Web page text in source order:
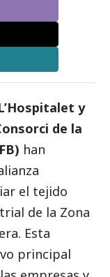
y
de la
) han
el tejido
de la Zona
Esta
principal